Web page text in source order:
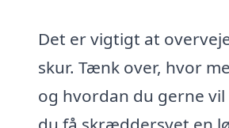
Det er vigtigt at
skur. Tænk over, hvor
og hvordan du gerne